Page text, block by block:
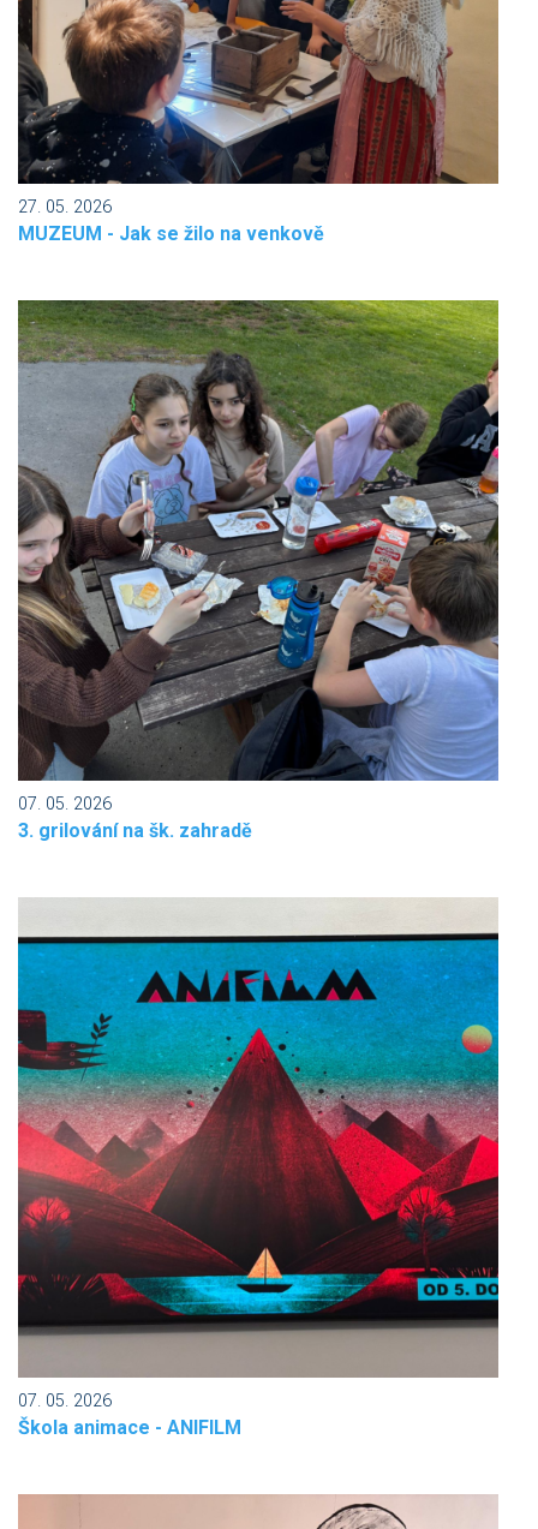
27. 05. 2026
MUZEUM - Jak se žilo na venkově
07. 05. 2026
3. grilování na šk. zahradě
07. 05. 2026
Škola animace - ANIFILM